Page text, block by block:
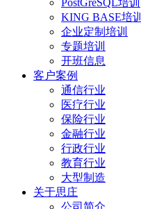
PostGreSQL培训
KING BASE培训
企业定制培训
专题培训
开班信息
客户案例
通信行业
医疗行业
保险行业
金融行业
行政行业
教育行业
大型制造
关于思庄
公司简介